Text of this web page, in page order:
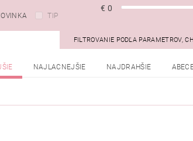
TIP
€ 0
FILTROVANIE PODĽA PARAMETROV,
NAJLACNEJŠIE NAJDRAHŠIE